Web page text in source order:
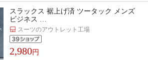
スラックス 裾上げ済 ツータック メンズ
ビジネス …
スーツのアウトレット工場
2,980円